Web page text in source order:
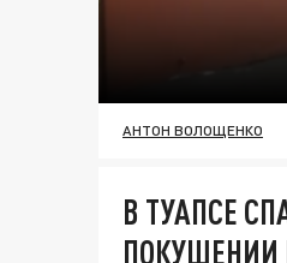
АНТОН ВОЛОЩЕНКО
В ТУАПСЕ
ПОКУШЕНИИ